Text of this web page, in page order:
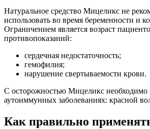
Натуральное средство Мицеликс не
использовать во время беременности и
Ограничением является возраст
противопоказаний:
сердечная недостаточность;
гемофилия;
нарушение свертываемости крови.
С осторожностью Мицеликс необходимо
аутоиммунных заболеваниях: красной
Как правильно